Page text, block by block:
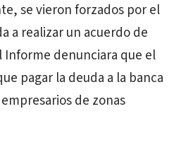
se vieron forzados por el
a realizar un acuerdo de
Informe denunciara que el
pagar la deuda a la banca
de zonas